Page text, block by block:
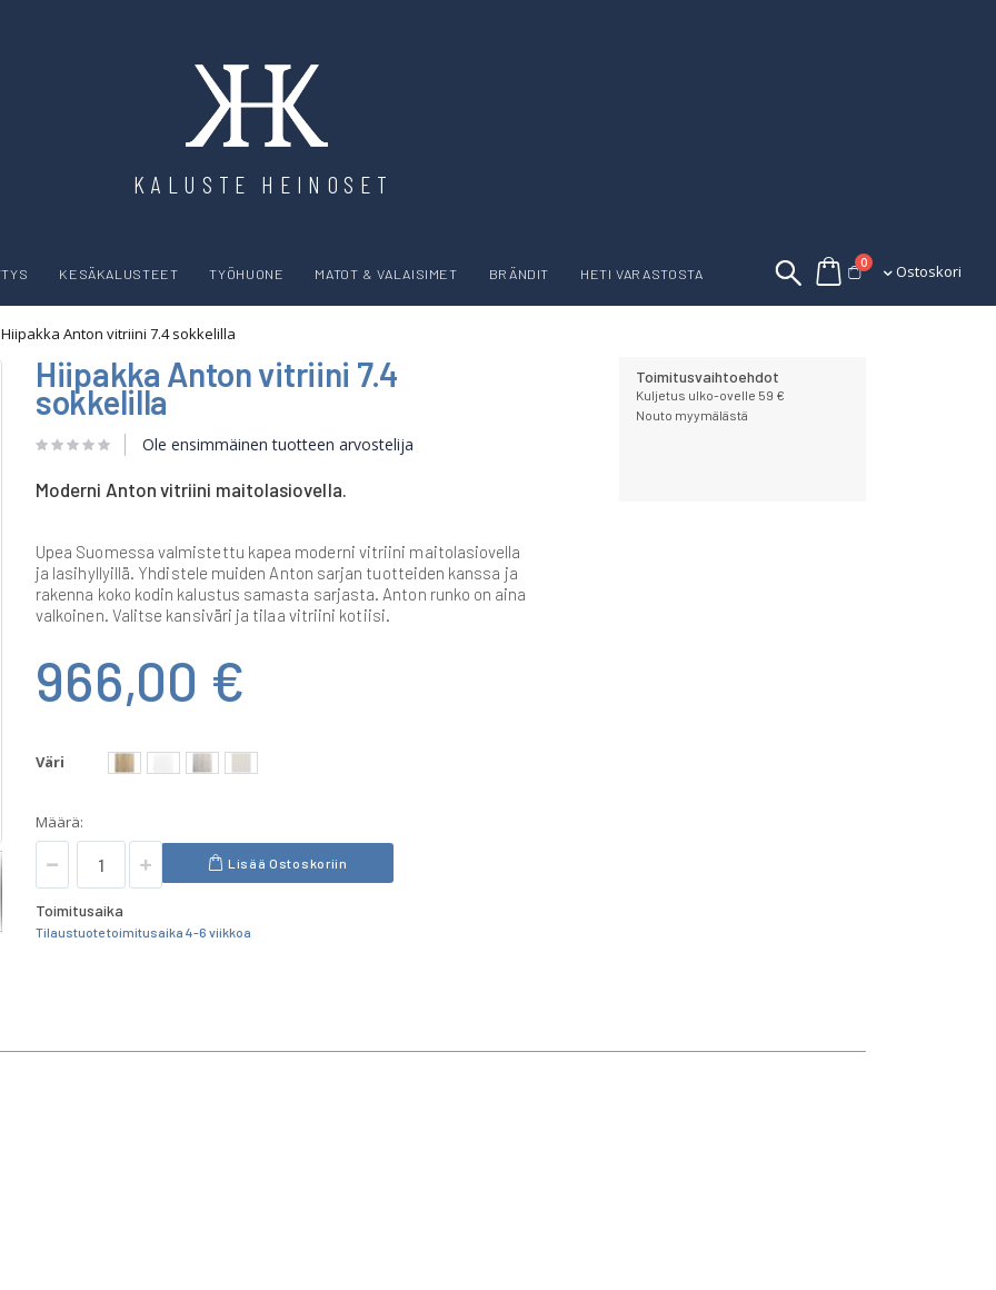
KALUSTE HEINOSET
Ostoskori
0tuotettaOstoskori
KESÄKALUSTEET TYÖHUONE MATOT & VALAISIMET BRÄNDIT HETI VARASTOSTA
Hiipakka Anton vitriini 7.4 sokkelilla
Hiipakka Anton vitriini 7.4
sokkelilla
Ole ensimmäinen tuotteen arvostelija
Moderni Anton vitriini maitolasiovella.
Upea Suomessa valmistettu kapea moderni vitriini maitolasiovella
ja lasihyllyillä. Yhdistele muiden Anton sarjan tuotteiden kanssa ja
rakenna koko kodin kalustus samasta sarjasta. Anton runko on aina
valkoinen. Valitse kansiväri ja tilaa vitriini kotiisi.
966,00 €
Väri
Määrä:
Lisää Ostoskoriin
Toimitusaika
Tilaustuote toimitusaika 4-6 viikkoa
Toimitusvaihtoehdot
Kuljetus ulko-ovelle 59 €
Nouto myymälästä